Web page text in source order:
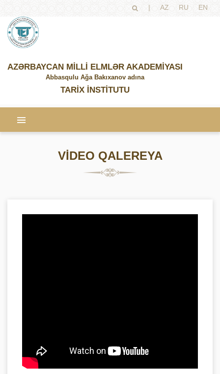
| AZ RU EN
AZƏRBAYCAN MİLLİ ELMLƏR AKADEMİYASI
Abbasqulu Ağa Bakıxanov adına
TARİX İNSTİTUTU
VİDEO QALEREYA